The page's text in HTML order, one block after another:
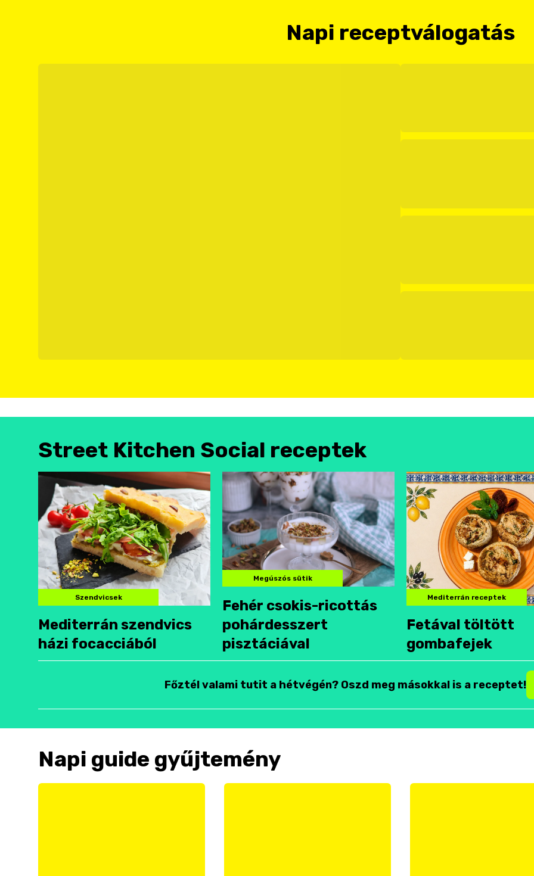
Napi receptválogatás
Street Kitchen Social receptek
Szendvicsek
Mediterrán szendvics
házi focacciából
Megúszós sütik
Fehér csokis-ricottás
pohárdesszert
pisztáciával
Mediterrán receptek
Fetával töltött
gombafejek
Főztél valami tutit a hétvégén? Oszd meg másokkal is a receptet!
Napi guide gyűjtemény